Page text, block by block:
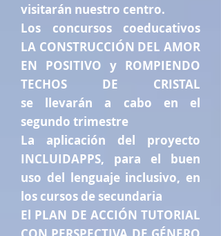
visitarán nuestro centro.
Los concursos coeducativos
LA CONSTRUCCIÓN DEL AMOR
EN POSITIVO y ROMPIENDO
TECHOS DE CRISTAL
se llevarán a cabo en el
segundo trimestre
La aplicación del proyecto
INCLUIDAPPS, para el buen
uso del lenguaje inclusivo, en
los cursos de secundaria
El PLAN DE ACCIÓN TUTORIAL